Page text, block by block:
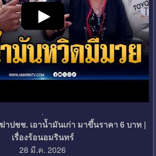
.
าปชช. เอาน้ำมันเก่า มาขึ้นราคา 6 บาท |
เรื่องร้อนอมรินทร์
28 มี.ค. 2026